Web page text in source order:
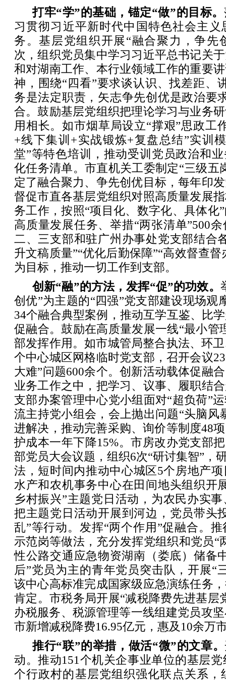
打牢“学”的基础，锚定“做”的目标。
习贯彻习近平新时代中国特色社会主义
务。基层党组织开展“融合聚力，争先
次，组织党员集中学习习近平总书记关
和对湖南工作、本行业领域工作的重要
神，围绕“四看”要求谈认识、找差距、
务是法定职责，矢志争先创优是政治要
合。鼓励基层党组织把理论学习与业务
用相长。如市烟草局设立“撑艰”思政工
+线下集训+实战锻炼+复盘总结”实训
堂”等特色培训，推动受训党员政治和
化任务清单。市直机关工委制定“三级五
定了融合聚力、争先创优目标，每年印
督促市直各基层党组织对照高质量发展
务工作，按照“项目化、数字化、具体化
高质量发展任务、举措“两张清单”500
二、三支部和驻广州办事处党支部结合
升文稿质量”“优化后勤保障”“高效督查督
为目标，推动一切工作到支部。
创新“融”的方法，发挥“促”的功效。
创优”为主题的“四强”党支部建设现场观
34个融合典型案例，推动互学互鉴、比
促融合。鼓励在高质量发展一线“最小管
部发挥作用。如市城管局整合执法、环
个中心城区网格临时党支部，召开会议
大难”问题600余个。创新活动载体促融
业务工作之中，把学习、议事、履职结
支部办案管理中心党小组面对“超负荷”
流主持党小组会，会上抛出问题“头脑风
进解决，推动完善采购、询价等制度48
护成本一年下降15%。市房改办党支部
部党员大会议题，组织6次“研讨集智”，
法，短时间内推动中心城区5个房地产
水产和农机事务中心在田间地头组织开
乡村振兴”主题党日活动，为农民办实
把主题党日活动开展到河边，党员带头
乱”等行动。发挥“两个作用”促融合。
示范岗等做法，充分发挥党组织和党员“
性公路交通应急物资湖南（娄底）储备
后”党员为主的青年党员突击队，开展“
该中心高标准完成国家级应急演练任务
肯定。市税务局开展“减税降费先进基层
办税服务、税源管理等一线组建党员攻
市新增减税降费16.95亿元，惠及10余万
推行“联”的举措，做活“微”的文章。
动。推动151个机关企事业单位的基层
个行政村的基层党组织强化联点关系，